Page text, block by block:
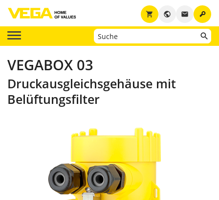
key
email
public
shopping_cart
VEGABOX 03
Druckausgleichsgehäuse mit
Belüftungsfilter